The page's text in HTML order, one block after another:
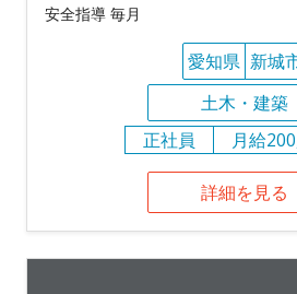
安全指導 毎月
愛知県 新城
土木・建築
正社員
月給
詳細を見る